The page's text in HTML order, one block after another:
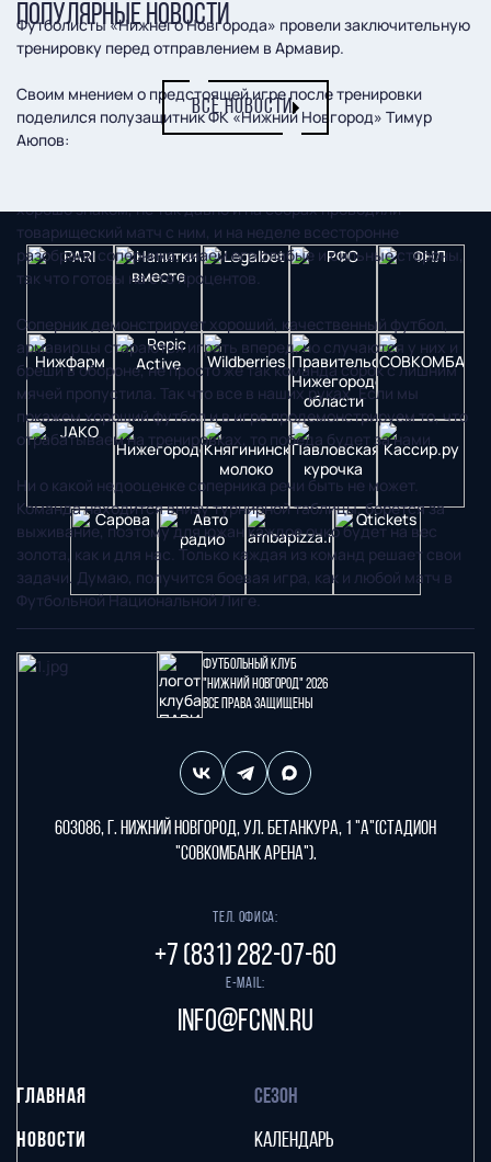
Футболисты «Нижнего Новгорода» провели заключительную
тренировку перед отправлением в Армавир.
Своим мнением о предстоящей игре после тренировки
поделился полузащитник ФК «Нижний Новгород» Тимур
Аюпов:
хорошо знаком, не так давно и на сборах проводили
товарищеский матч с ним, и на неделе всесторонне
разобрали соперника, знаем его слабые и сильные стороны,
так что готовы на сто процентов.
Соперник демонстрирует хороший, качественный футбол,
армавирцы стараются играть вперед, но случаются у них и
бреши в обороне, не просто же так команда сорок с лишним
мячей пропустила. Так что все в наших руках. Если мы
покажем хороший футбол и в игре продемонстрируем то, что
отрабатываем на тренировках, то победа будет за нами.
Ни о какой недооценке соперника речи быть не может.
Команда находится внизу турнирной таблицы, борется за
выживание, поэтому для южан каждое очко будет на вес
золота, как и для нас. Только каждая из команд решает свои
задачи. Думаю, получится боевая игра, как и любой матч в
Футбольной Национальной Лиге.
ПОПУЛЯРНЫЕ НОВОСТИ
ВСЕ НОВОСТИ
Футбольный клуб
"Нижний Новгород" 2026
Все права защищены
603086, г. Нижний Новгород, ул. Бетанкура, 1 "А"(стадион
"СОВКОМБАНК АРЕНА").
Тел. офиса:
+7 (831) 282-07-60
E-mail:
info@fcnn.ru
ГЛАВНАЯ
НОВОСТИ
СЕЗОН
КАЛЕНДАРЬ